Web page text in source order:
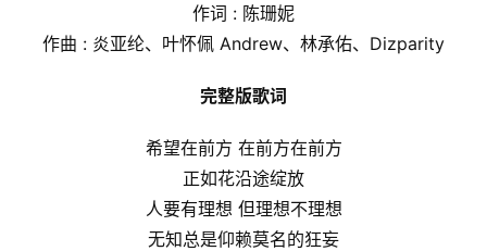
作词 : 陈珊妮
作曲 : 炎亚纶、叶怀佩 Andrew、林承佑、Dizparity
完整版歌词
希望在前方 在前方在前方
正如花沿途绽放
人要有理想 但理想不理想
无知总是仰赖莫名的狂妄